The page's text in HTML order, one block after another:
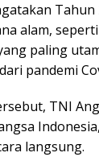
alam,
paling
pandemi
TNI
langsung.